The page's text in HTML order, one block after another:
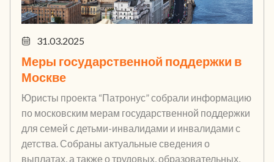
31.03.2025
Меры государственной поддержки в
Москве
Юристы проекта “Патронус” собрали информацию
по московским мерам государственной поддержки
для семей с детьми-инвалидами и инвалидами с
детства. Собраны актуальные сведения о
выплатах, а также о трудовых, образовательных,